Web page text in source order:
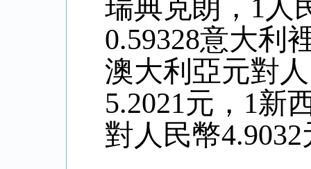
瑞典克朗，1人
0.59328意大利
澳大利亞元對
5.2021元，1新
對人民幣4.9032